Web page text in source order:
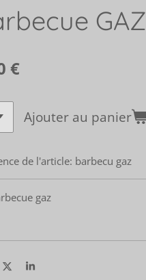
GAZ
€
Ajouter au panier
de l'article: barbecu gaz
gaz
P
P